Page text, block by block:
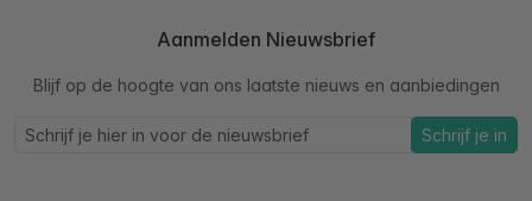
Aanmelden Nieuwsbrief
Blijf op de hoogte van ons laatste nieuws en aanbiedingen
Schrijf je in